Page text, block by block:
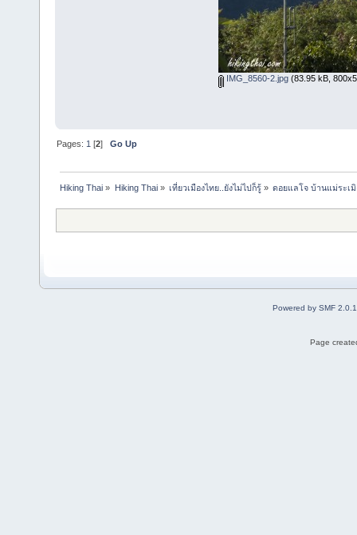
IMG_8560-2.jpg(83.95 kB,
Pages: 1 [2]Go Up
Hiking Thai » Hiking Thai» เที่ยวเมืองไทย..ยังไม่ไปก็รู้» ดอยแลโจ บ้านแม่ระเ
Powered by SMF
Page